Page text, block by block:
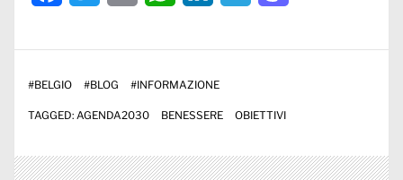
#BELGIO #BLOG #INFORMAZIONE
TAGGED: AGENDA2030 BENESSERE OBIETTIVI